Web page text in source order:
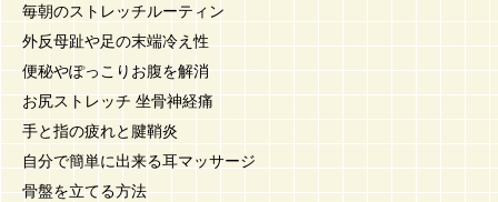
毎朝のストレッチルーティン
外反母趾や足の末端冷え性
便秘やぽっこりお腹を解消
お尻ストレッチ 坐骨神経痛
手と指の疲れと腱鞘炎
自分で簡単に出来る耳マッサージ
骨盤を立てる方法